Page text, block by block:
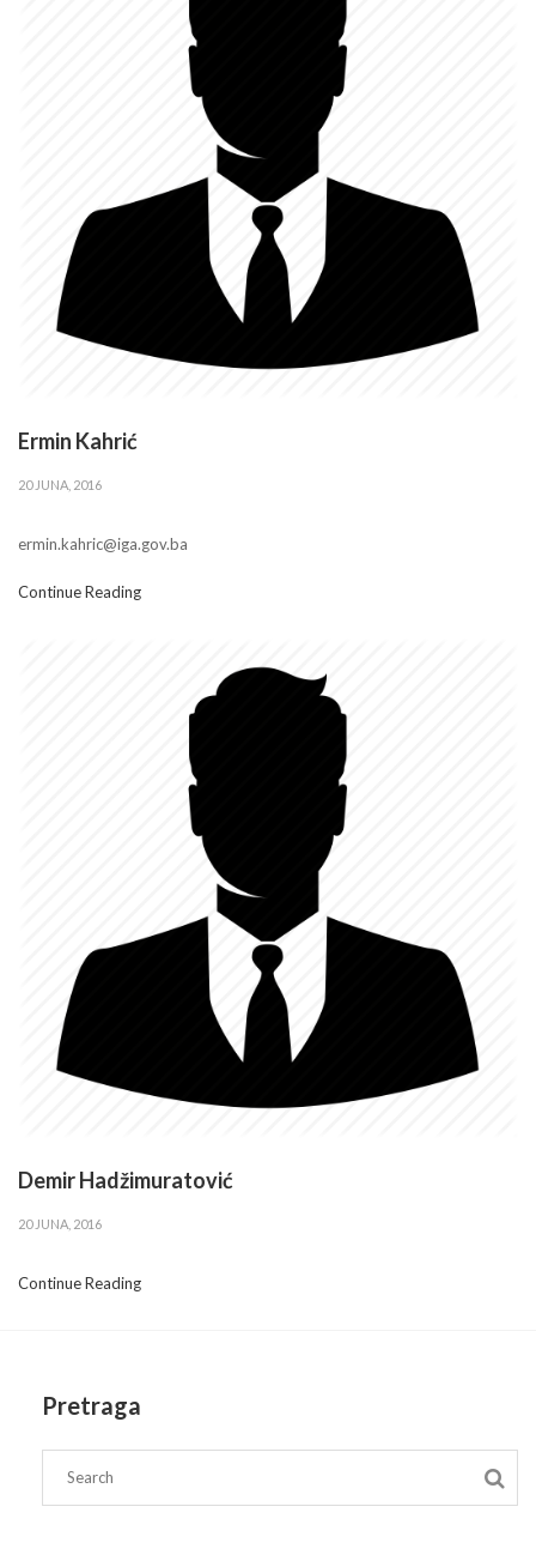
Ermin Kahrić
20 JUNA, 2016
ermin.kahric@iga.gov.ba
Continue Reading
Demir Hadžimuratović
20 JUNA, 2016
Continue Reading
Pretraga